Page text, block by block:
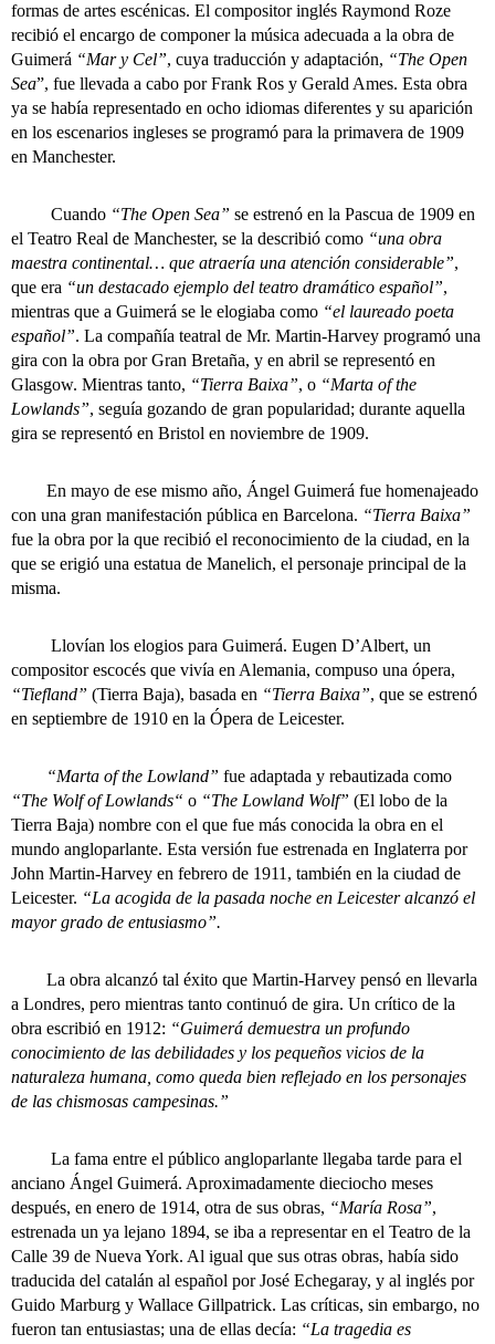
formas de artes escénicas. El compositor inglés Raymond Roze
recibió el encargo de componer la música adecuada a la obra de
Guimerá “Mar y Cel”, cuya traducción y adaptación, “The Open
Sea”, fue llevada a cabo por Frank Ros y Gerald Ames. Esta obra
ya se había representado en ocho idiomas diferentes y su aparición
en los escenarios ingleses se programó para la primavera de 1909
en Manchester.
Cuando “The Open Sea” se estrenó en la Pascua de 1909 en
el Teatro Real de Manchester, se la describió como “una obra
maestra continental… que atraería una atención considerable”,
que era “un destacado ejemplo del teatro dramático español”,
mientras que a Guimerá se le elogiaba como “el laureado poeta
español”. La compañía teatral de Mr. Martin-Harvey programó una
gira con la obra por Gran Bretaña, y en abril se representó en
Glasgow. Mientras tanto, “Tierra Baixa”, o “Marta of the
Lowlands”, seguía gozando de gran popularidad; durante aquella
gira se representó en Bristol en noviembre de 1909.
En mayo de ese mismo año, Ángel Guimerá fue homenajeado
con una gran manifestación pública en Barcelona. “Tierra Baixa”
fue la obra por la que recibió el reconocimiento de la ciudad, en la
que se erigió una estatua de Manelich, el personaje principal de la
misma.
Llovían los elogios para Guimerá. Eugen D’Albert, un
compositor escocés que vivía en Alemania, compuso una ópera,
“Tiefland” (Tierra Baja), basada en “Tierra Baixa”, que se estrenó
en septiembre de 1910 en la Ópera de Leicester.
“Marta of the Lowland” fue adaptada y rebautizada como
“The Wolf of Lowlands“ o “The Lowland Wolf” (El lobo de la
Tierra Baja) nombre con el que fue más conocida la obra en el
mundo angloparlante. Esta versión fue estrenada en Inglaterra por
John Martin-Harvey en febrero de 1911, también en la ciudad de
Leicester. “La acogida de la pasada noche en Leicester alcanzó el
mayor grado de entusiasmo”.
La obra alcanzó tal éxito que Martin-Harvey pensó en llevarla
a Londres, pero mientras tanto continuó de gira. Un crítico de la
obra escribió en 1912: “Guimerá demuestra un profundo
conocimiento de las debilidades y los pequeños vicios de la
naturaleza humana, como queda bien reflejado en los personajes
de las chismosas campesinas.”
La fama entre el público angloparlante llegaba tarde para el
anciano Ángel Guimerá. Aproximadamente dieciocho meses
después, en enero de 1914, otra de sus obras, “María Rosa”,
estrenada un ya lejano 1894, se iba a representar en el Teatro de la
Calle 39 de Nueva York. Al igual que sus otras obras, había sido
traducida del catalán al español por José Echegaray, y al inglés por
Guido Marburg y Wallace Gillpatrick. Las críticas, sin embargo, no
fueron tan entusiastas; una de ellas decía: “La tragedia es